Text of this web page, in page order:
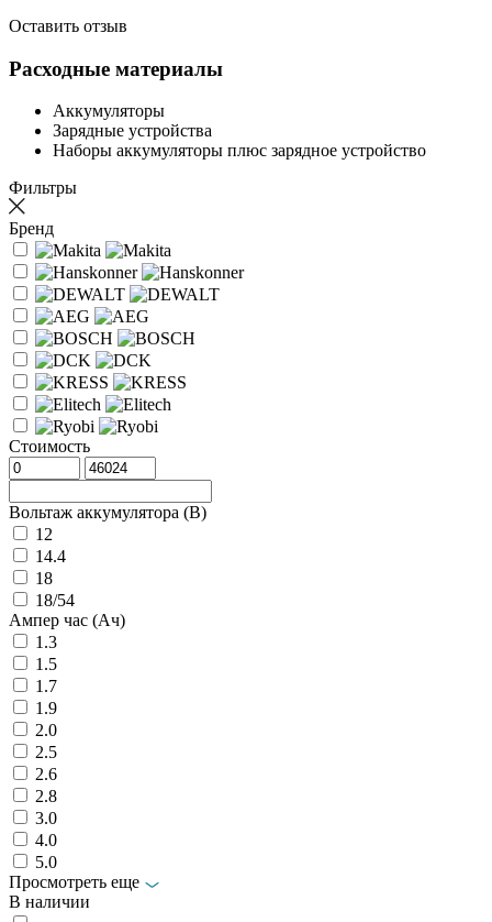
Оставить отзыв
Расходные материалы
Аккумуляторы
Зарядные устройства
Наборы аккумуляторы плюс зарядное устройство
Фильтры
Бренд
Стоимость
Вольтаж аккумулятора (В)
12
14.4
18
18/54
Ампер час (Ач)
1.3
1.5
1.7
1.9
2.0
2.5
2.6
2.8
3.0
4.0
5.0
Просмотреть еще
В наличии